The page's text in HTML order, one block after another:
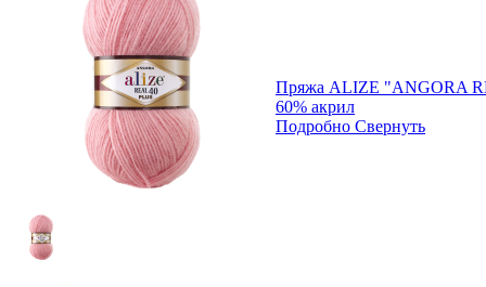
Пряжа ALIZE "ANGORA
60% акрил
Подробно Свернуть